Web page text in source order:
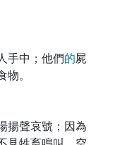
手中；他們的屍
物。
揚聲哀號；因為